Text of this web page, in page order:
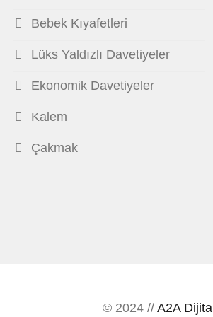
Bebek Kıyafetleri
Lüks Yaldızlı Davetiyeler
Ekonomik Davetiyeler
Kalem
Çakmak
© 2024 // A2A Dijital